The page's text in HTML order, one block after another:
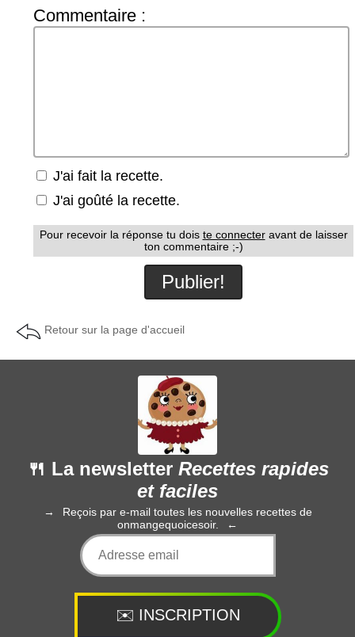
Commentaire :
J'ai fait la recette.
J'ai goûté la recette.
Pour recevoir la réponse tu dois te connecteravant de laisser
ton commentaire ;-)
Retour sur la page d'accueil
🍴 La newsletter Recettes rapides
et faciles
Reçois par e-mail toutes les nouvelles recettes de
onmangequoicesoir.